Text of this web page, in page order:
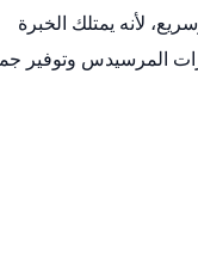
لأنه يمتلك الخبرة
المرسيدس وتوفير